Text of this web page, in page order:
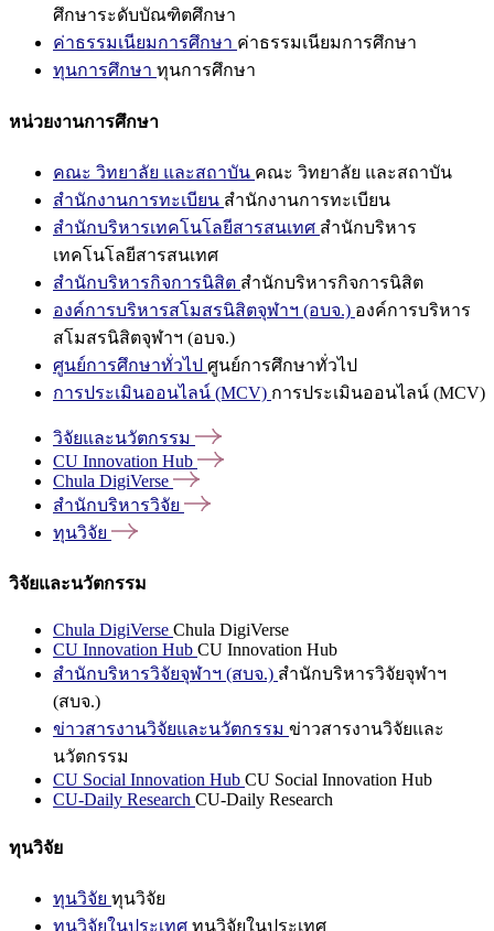
ศึกษาระดับบัณฑิตศึกษา
ค่าธรรมเนียมการศึกษา ค่าธรรมเนียมการศึกษา
ทุนการศึกษา ทุนการศึกษา
หน่วยงานการศึกษา
คณะ วิทยาลัย และสถาบัน คณะ วิทยาลัย และสถาบัน
สำนักงานการทะเบียน สำนักงานการทะเบียน
สำนักบริหารเทคโนโลยีสารสนเทศ สำนักบริหาร
เทคโนโลยีสารสนเทศ
สำนักบริหารกิจการนิสิต สำนักบริหารกิจการนิสิต
องค์การบริหารสโมสรนิสิตจุฬาฯ (อบจ.) องค์การบริหาร
สโมสรนิสิตจุฬาฯ (อบจ.)
ศูนย์การศึกษาทั่วไป ศูนย์การศึกษาทั่วไป
การประเมินออนไลน์ (MCV) การประเมินออนไลน์ (MCV)
วิจัยและนวัตกรรม
CU Innovation Hub
Chula DigiVerse
สำนักบริหารวิจัย
ทุนวิจัย
วิจัยและนวัตกรรม
Chula DigiVerse Chula DigiVerse
CU Innovation Hub CU Innovation Hub
สำนักบริหารวิจัยจุฬาฯ (สบจ.) สำนักบริหารวิจัยจุฬาฯ
(สบจ.)
ข่าวสารงานวิจัยและนวัตกรรม ข่าวสารงานวิจัยและ
นวัตกรรม
CU Social Innovation Hub CU Social Innovation Hub
CU-Daily Research CU-Daily Research
ทุนวิจัย
ทุนวิจัย ทุนวิจัย
ทุนวิจัยในประเทศ ทุนวิจัยในประเทศ